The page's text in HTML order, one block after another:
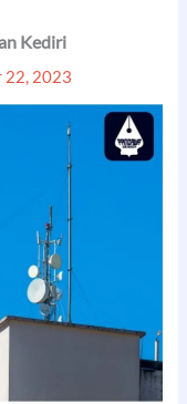
Kediri
22, 2023